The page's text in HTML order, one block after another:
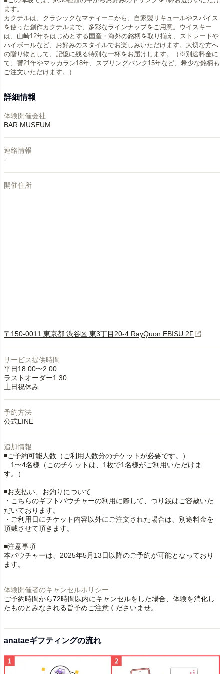
ます。​
カクテルは、クラシックなマティーニから、自家製リキュールやスパイス
を使った創作カクテルまで、多彩なラインナップをご用意。​ウイスキー
は、山崎12年をはじめとする国産・海外の銘柄を取り揃え、ストレートや
ハイボールなど、お好みのスタイルでお楽しみいただけます。​大切な方へ
の贈り物として、記憶に残る特別な一杯をお届けします。（※別途料金に
て、響21年やマッカラン18年、スプリングバンク15年など、希少な銘柄も
ご注文いただけます。）
詳細情報
体験開催会社
BAR MUSEUM
連絡情報
-
開催住所
〒150-0011 東京都 渋谷区 東3丁目20-4 RayQuon EBISU 2F
サービス提供時間
平日18:00〜2:00
ラストオーダー1:30
土日祝休み
予約方法
公式LINE
追加情報
◾️ご予約可能人数（ご利用人数分のチケットが必要です。）
1〜4名様（このチケットは、1枚で1名様がご利用いただけま
す。）
◾️お支払い、お釣りについて
・こちらのギフトバウチャーの利用に際して、つり銭はご容赦いた
だいております。
・ご利用日にチケット内容以外にご注文された場合は、別途料金を
頂戴させて頂きます。
■注意事項
本バウチャーは、2025年5月13日以降のご予約が可能となっており
ます。
体験開催者のキャンセルポリシー
ご予約時間から72時間以内にキャンセルをした場合、体験を消化し
たものとみなされる旨予めご注意くださいませ。
anataeギフティングの流れ